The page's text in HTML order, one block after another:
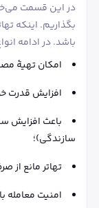
در این قسمت
بگذاریم. اینکه
باشد. در ادامه
امکان تهیۀ
افزایش قدرت
باعث افزایش
سازندگی)؛
تهاتر مانع
امنیت معامله